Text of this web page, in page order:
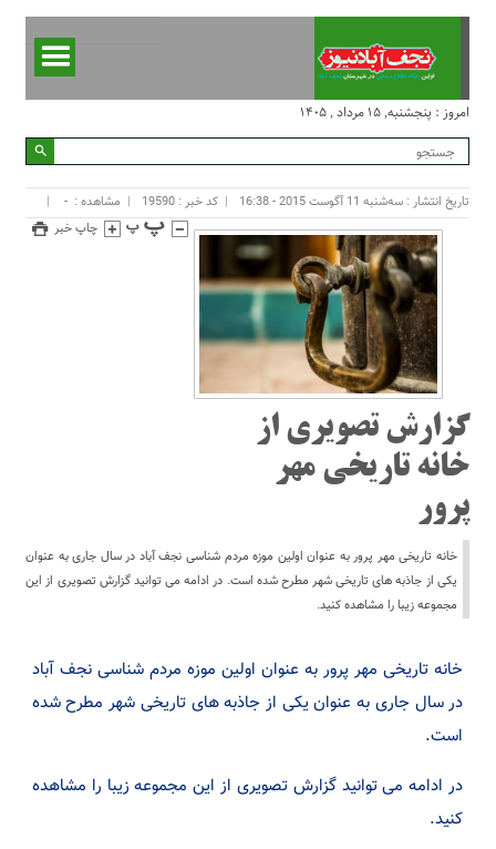
امروز : پنجشنبه, ۱۵ مرداد , ۱۴۰۵
تاریخ انتشار : سه‌شنبه 11 آگوست 2015 - 16:38 کد خبر : 19590 مشاهده : -
چاپ خبر
گزارش تصویری از
خانه تاریخی مهر
پرور
خانه تاریخی مهر پرور به عنوان اولین موزه مردم شناسی نجف آباد در سال جاری به عنوان
یکی از جاذبه های تاریخی شهر مطرح شده است. در ادامه می توانید گزارش تصویری از این
مجموعه زیبا را مشاهده کنید.
خانه تاریخی مهر پرور به عنوان اولین موزه مردم شناسی نجف آباد
در سال جاری به عنوان یکی از جاذبه های تاریخی شهر مطرح شده
است.
در ادامه می توانید گزارش تصویری از این مجموعه زیبا را مشاهده
کنید.